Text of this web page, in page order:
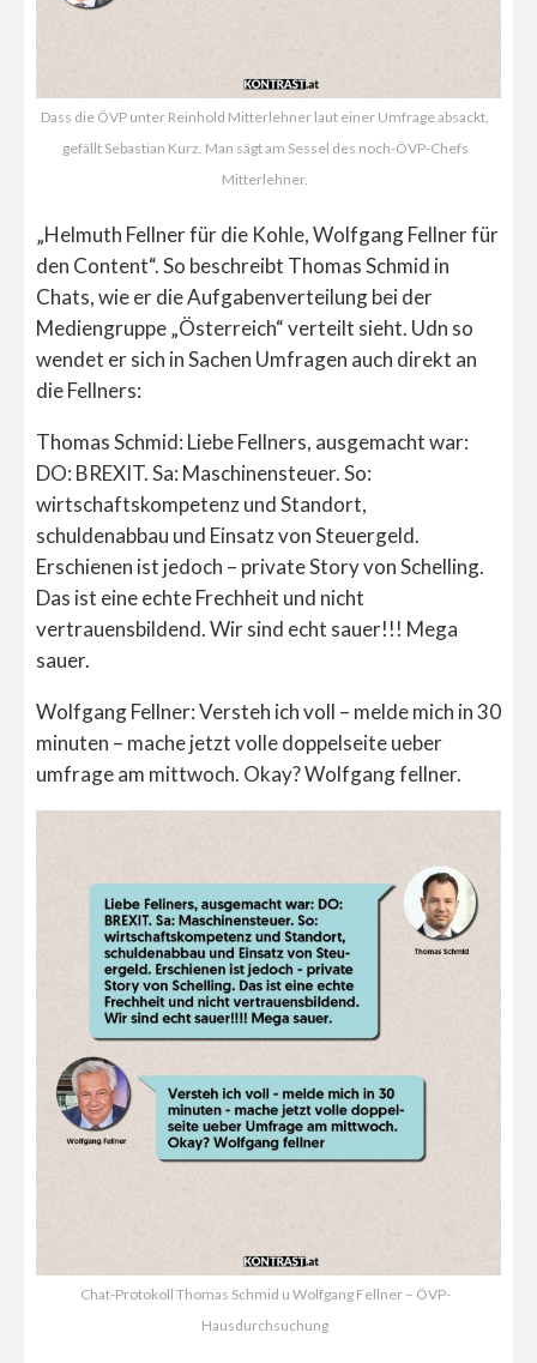
Dass die ÖVP unter Reinhold Mitterlehner laut einer Umfrage absackt,
gefällt Sebastian Kurz. Man sägt am Sessel des noch-ÖVP-Chefs
Mitterlehner.
„Helmuth Fellner für die Kohle, Wolfgang Fellner für
den Content“. So beschreibt Thomas Schmid in
Chats, wie er die Aufgabenverteilung bei der
Mediengruppe „Österreich“ verteilt sieht. Udn so
wendet er sich in Sachen Umfragen auch direkt an
die Fellners:
Thomas Schmid: Liebe Fellners, ausgemacht war:
DO: BREXIT. Sa: Maschinensteuer. So:
wirtschaftskompetenz und Standort,
schuldenabbau und Einsatz von Steuergeld.
Erschienen ist jedoch – private Story von Schelling.
Das ist eine echte Frechheit und nicht
vertrauensbildend. Wir sind echt sauer!!! Mega
sauer.
Wolfgang Fellner: Versteh ich voll – melde mich in 30
minuten – mache jetzt volle doppelseite ueber
umfrage am mittwoch. Okay? Wolfgang fellner.
Chat-Protokoll Thomas Schmid u Wolfgang Fellner – ÖVP-
Hausdurchsuchung